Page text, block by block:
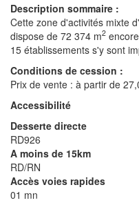
Description sommaire :
Cette zone d'activités mixte
dispose de 72 374 m2
15 établissements s'y sont
Conditions de cession :
Prix de vente : à partir de
Accessibilité
Desserte directe
RD926
A moins de 15km
RD/RN
Accès voies rapides
01 mn